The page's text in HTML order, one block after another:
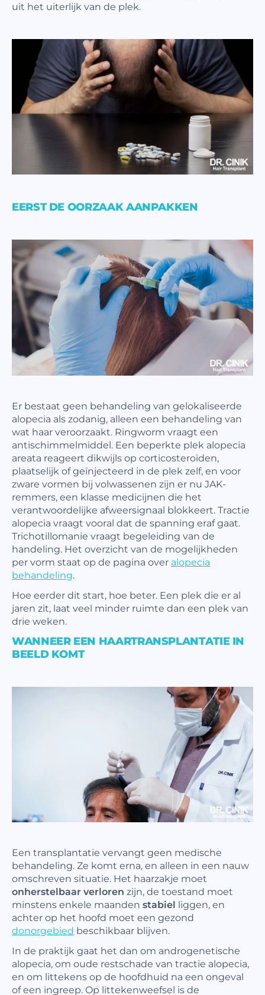
uit het uiterlijk van de plek.
EERST DE OORZAAK AANPAKKEN
Er bestaat geen behandeling van gelokaliseerde
alopecia als zodanig, alleen een behandeling van
wat haar veroorzaakt. Ringworm vraagt een
antischimmelmiddel. Een beperkte plek alopecia
areata reageert dikwijls op corticosteroïden,
plaatselijk of geïnjecteerd in de plek zelf, en voor
zware vormen bij volwassenen zijn er nu JAK-
remmers, een klasse medicijnen die het
verantwoordelijke afweersignaal blokkeert. Tractie
alopecia vraagt vooral dat de spanning eraf gaat.
Trichotillomanie vraagt begeleiding van de
handeling. Het overzicht van de mogelijkheden
per vorm staat op de pagina over alopecia
behandeling.
Hoe eerder dit start, hoe beter. Een plek die er al
jaren zit, laat veel minder ruimte dan een plek van
drie weken.
WANNEER EEN HAARTRANSPLANTATIE IN
BEELD KOMT
Een transplantatie vervangt geen medische
behandeling. Ze komt erna, en alleen in een nauw
omschreven situatie. Het haarzakje moet
onherstelbaar verloren zijn, de toestand moet
minstens enkele maanden stabiel liggen, en
achter op het hoofd moet een gezond
donorgebied beschikbaar blijven.
In de praktijk gaat het dan om androgenetische
alopecia, om oude restschade van tractie alopecia,
en om littekens op de hoofdhuid na een ongeval
of een ingreep. Op littekenweefsel is de